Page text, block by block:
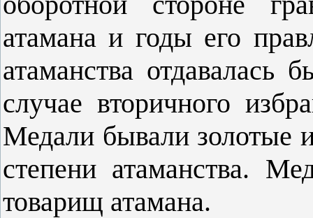
атамана и годы его
атаманства
случае вторичного
Медали бывали золотые
степени атаманства.
товарищ атамана.